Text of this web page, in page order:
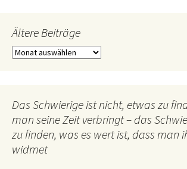
Ältere Beiträge
Ältere
Das Schwierige ist nicht, etwas zu
man seine Zeit verbringt – das
zu finden, was es wert ist, dass man
widmet